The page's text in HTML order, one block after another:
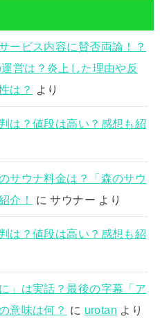
ービス内容に賛否両論！？
営は？炎上した理由や反
は？
より
は？値段は高い？感想も紹
サウナ料金は？「森のサウ
介！
にサウナー より
は？値段は高い？感想も紹
」は実話？最後の字幕「ア
意味は何？ に urotan より